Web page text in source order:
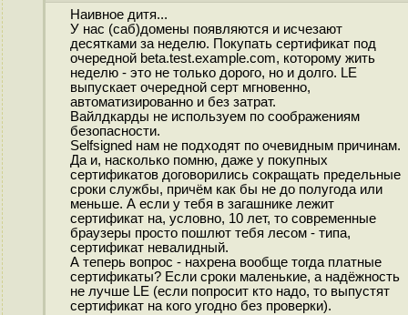
Наивное дитя...
У нас (саб)домены появляются и исчезают
десятками за неделю. Покупать сертификат под
очередной beta.test.example.com, которому жить
неделю - это не только дорого, но и долго. LE
выпускает очередной серт мгновенно,
автоматизированно и без затрат.
Вайлдкарды не используем по соображениям
безопасности.
Selfsigned нам не подходят по очевидным причинам.
Да и, насколько помню, даже у покупных
сертификатов договорились сокращать предельные
сроки службы, причём как бы не до полугода или
меньше. А если у тебя в загашнике лежит
сертификат на, условно, 10 лет, то современные
браузеры просто пошлют тебя лесом - типа,
сертификат невалидный.
А теперь вопрос - нахрена вообще тогда платные
сертификаты? Если сроки маленькие, а надёжность
не лучше LE (если попросит кто надо, то выпустят
сертификат на кого угодно без проверки).